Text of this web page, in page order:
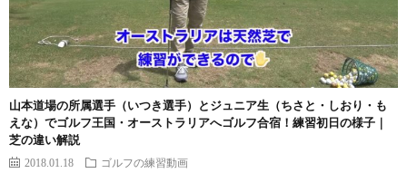
山本道場の所属選手（いつき選手）とジュニア生（ちさと・しおり・も
えな）でゴルフ王国・オーストラリアへゴルフ合宿！練習初日の様子｜
芝の違い解説
2018.01.18 ゴルフの練習動画